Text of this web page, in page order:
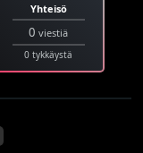
Yhteisö
0 viestiä
0 tykkäystä